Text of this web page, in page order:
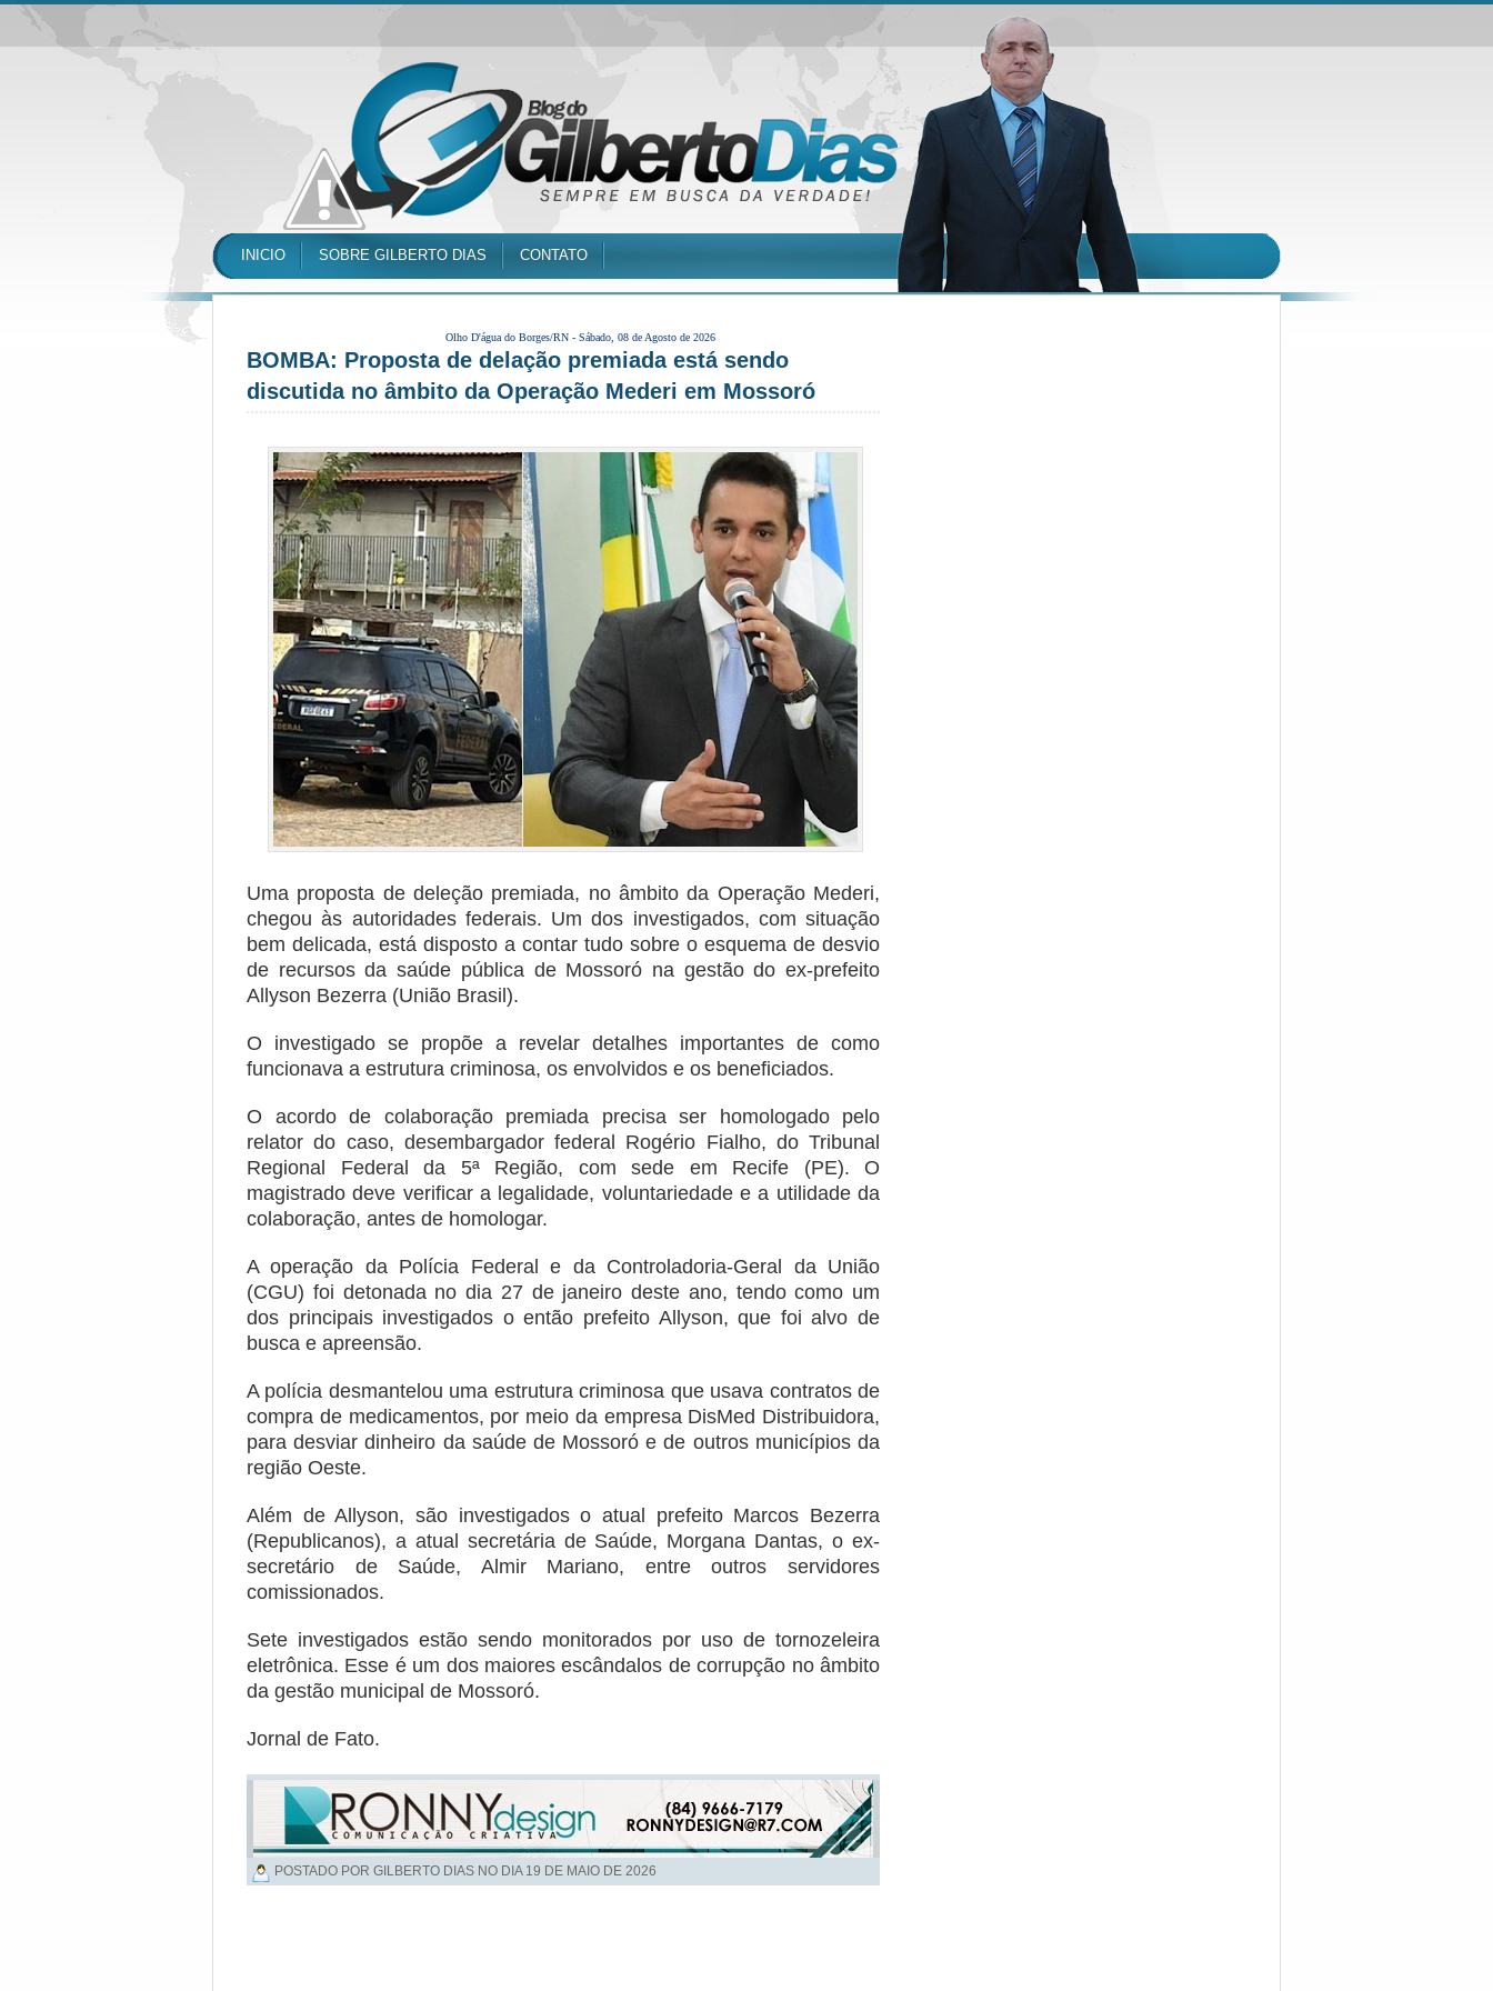
INICIO SOBRE GILBERTO DIAS CONTATO
Olho D'água do Borges/RN - Sábado, 08 de Agosto de 2026
BOMBA: Proposta de delação premiada está sendo
discutida no âmbito da Operação Mederi em Mossoró
Uma proposta de deleção premiada, no âmbito da Operação Mederi,
chegou às autoridades federais. Um dos investigados, com situação
bem delicada, está disposto a contar tudo sobre o esquema de desvio
de recursos da saúde pública de Mossoró na gestão do ex-prefeito
Allyson Bezerra (União Brasil).
O investigado se propõe a revelar detalhes importantes de como
funcionava a estrutura criminosa, os envolvidos e os beneficiados.
O acordo de colaboração premiada precisa ser homologado pelo
relator do caso, desembargador federal Rogério Fialho, do Tribunal
Regional Federal da 5ª Região, com sede em Recife (PE). O
magistrado deve verificar a legalidade, voluntariedade e a utilidade da
colaboração, antes de homologar.
A operação da Polícia Federal e da Controladoria-Geral da União
(CGU) foi detonada no dia 27 de janeiro deste ano, tendo como um
dos principais investigados o então prefeito Allyson, que foi alvo de
busca e apreensão.
A polícia desmantelou uma estrutura criminosa que usava contratos de
compra de medicamentos, por meio da empresa DisMed Distribuidora,
para desviar dinheiro da saúde de Mossoró e de outros municípios da
região Oeste.
Além de Allyson, são investigados o atual prefeito Marcos Bezerra
(Republicanos), a atual secretária de Saúde, Morgana Dantas, o ex-
secretário de Saúde, Almir Mariano, entre outros servidores
comissionados.
Sete investigados estão sendo monitorados por uso de tornozeleira
eletrônica. Esse é um dos maiores escândalos de corrupção no âmbito
da gestão municipal de Mossoró.
Jornal de Fato.
POSTADO POR GILBERTO DIAS NO DIA 19 DE MAIO DE 2026